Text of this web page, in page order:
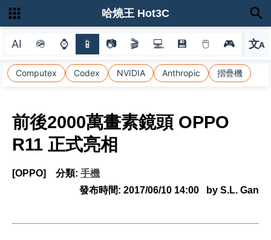
AI 🪖 ⌚ 📱 📷 🎬 💻 💾 🖱 🎮 文A
選
Computex Codex NVIDIA Anthropic 摺疊機
哈燒王 Hot3C
前後2000萬畫素鏡頭 OPPO
R11 正式亮相
[OPPO] 分類: 手機
發布時間: 2017/06/10 14:00 by S.L. Gan